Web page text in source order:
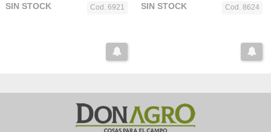
Cod. 6921
SIN STOCK Cod. 8624
SIN STOCK